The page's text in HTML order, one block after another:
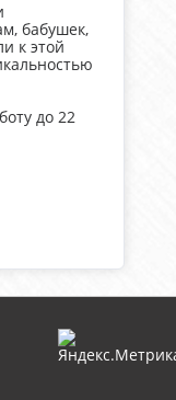
бабушек,
к этой
до 22